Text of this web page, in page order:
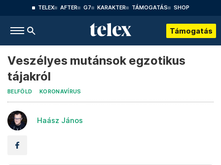
TELEX AFTER G7 KARAKTER TÁMOGATÁS SHOP
Támogatás
Veszélyes mutánsok egzotikus
tájakról
BELFÖLD KORONAVÍRUS
Haász János